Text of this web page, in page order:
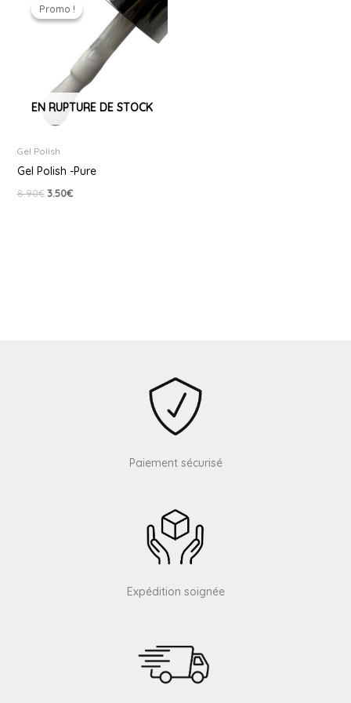
Promo !
EN RUPTURE DE STOCK
Promo !
Gel Polish
Gel Polish -Pure
8.90€
initial
3.50€
prix
actuel
3.50€.
Paiement sécurisé
Expédition soignée